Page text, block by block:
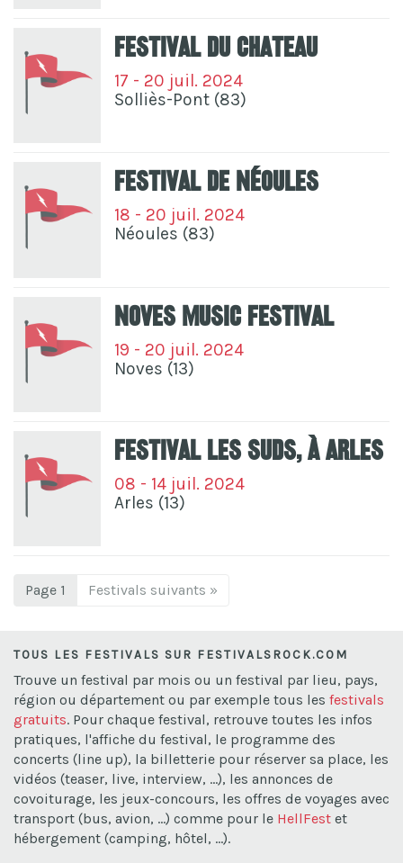
Festival Du Chateau
17 - 20 juil. 2024
Solliès-Pont (83)
Festival De Néoules
18 - 20 juil. 2024
Néoules (83)
Noves Music Festival
19 - 20 juil. 2024
Noves (13)
Festival Les Suds, à Arles
08 - 14 juil. 2024
Arles (13)
Page 1 Festivals suivants »
TOUS LES FESTIVALS SUR FESTIVALSROCK.COM
Trouve un festival par mois ou un festival par lieu, pays,
région ou département ou par exemple tous les festivals
gratuits. Pour chaque festival, retrouve toutes les infos
pratiques, l'affiche du festival, le programme des
concerts (line up), la billetterie pour réserver sa place, les
vidéos (teaser, live, interview, ...), les annonces de
covoiturage, les jeux-concours, les offres de voyages avec
transport (bus, avion, ...) comme pour le HellFest et
hébergement (camping, hôtel, ...).